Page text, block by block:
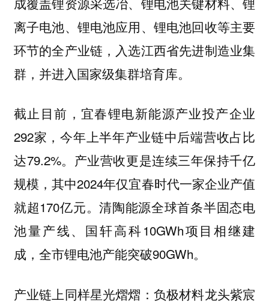
离子电池、锂电池应用、锂电池回收等主要
环节的全产业链，入选江西省先进制造业集
群，并进入国家级集群培育库。
截止目前，宜春锂电新能源产业投产企业
292家，今年上半年产业链中后端营收占比
达79.2%。产业营收更是连续三年保持千亿
规模，其中2024年仅宜春时代一家企业产值
就超170亿元。清陶能源全球首条半固态电
池量产线、国轩高科10GWh项目相继建
成，全市锂电池产能突破90GWh。
产业链上同样星光熠熠：负极材料龙头紫宸